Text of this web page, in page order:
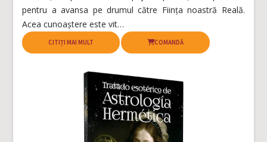
pentru a avansa pe drumul către Ființa noastră Reală.
Acea cunoaștere este vit…
CITIȚI MAI MULT COMANDĂ